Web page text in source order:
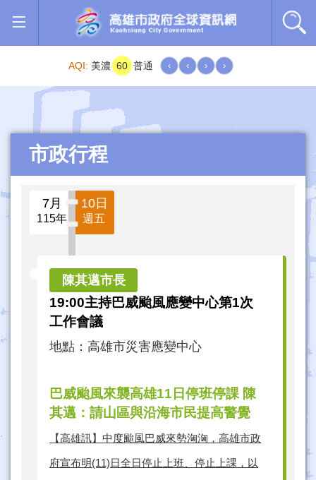
跳到主要內容區塊
AQI: 美濃 60 普通 ‹ ‹ › ›
市政行程
7月 10日
115年 週五
19:00主持巴威颱風應變中心第1次
工作會議
地點：高雄市災害應變中心
巴威颱風來襲高雄11日停班停課 陳
其邁：請山區與沿海市民提高警覺
【高雄訊】中度颱風巴威來勢洶洶，高雄市政
府宣布明(11)日全日停止上班、停止上課，以